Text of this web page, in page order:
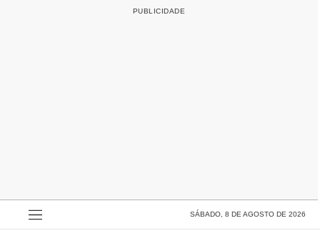
SÁBADO, 8 DE AGOSTO DE 2026